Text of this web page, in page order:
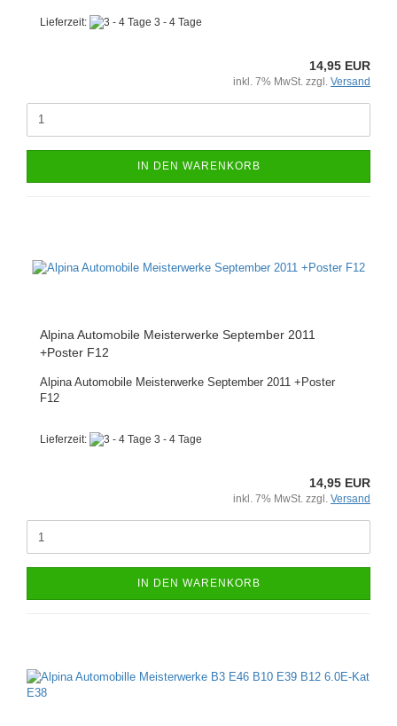
Lieferzeit: 3 - 4 Tage
14,95 EUR
inkl. 7% MwSt. zzgl. Versand
IN DEN WARENKORB
Alpina Automobile Meisterwerke September 2011
+Poster F12
Alpina Automobile Meisterwerke September 2011 +Poster
F12
Lieferzeit: 3 - 4 Tage
14,95 EUR
inkl. 7% MwSt. zzgl. Versand
IN DEN WARENKORB